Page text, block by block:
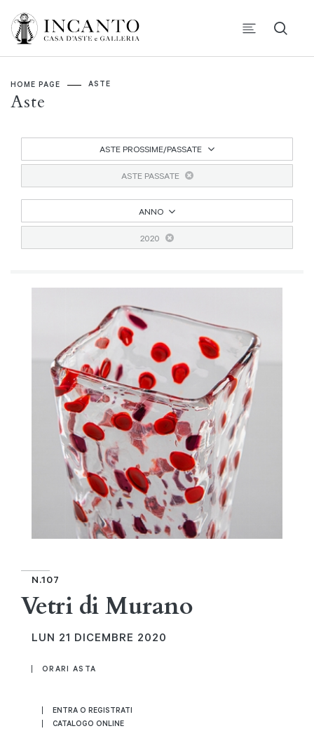
HOME PAGE ASTE
Aste
ASTE PROSSIME/PASSATE
ASTE PASSATE
ANNO
2020
N.107
Vetri di Murano
LUN 21 DICEMBRE 2020
ORARI ASTA
ENTRA O REGISTRATI
CATALOGO ONLINE